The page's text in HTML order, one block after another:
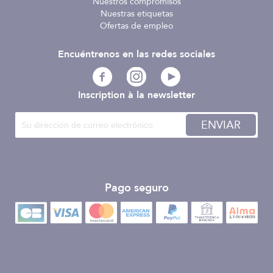
Nuestras etiquetas
Ofertas de empleo
Inscription à la newsletter
ENVIAR
Pago seguro
Encuéntrenos en las redes sociales